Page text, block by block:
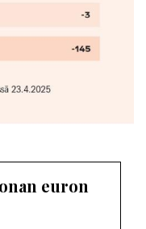
euron